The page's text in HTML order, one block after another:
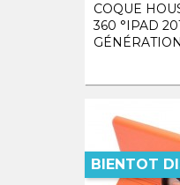
COQUE
360 °IPAD
BIENTOT